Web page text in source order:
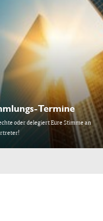
Termine
oder delegiert Eure Stimme an